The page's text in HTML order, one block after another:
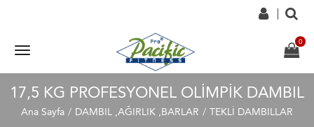
17,5 KG PROFESYONEL OLİMPİK DAMBIL
Ana Sayfa DAMBIL ,AĞIRLIK ,BARLAR TEKLİ DAMBILLAR